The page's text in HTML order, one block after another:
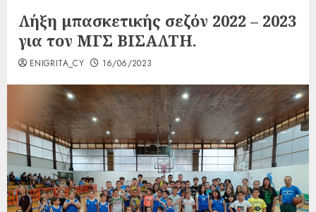
Λήξη μπασκετικής σεζόν 2022 – 2023
για τον ΜΓΣ ΒΙΣΑΛΤΗ.
ENIGRITA_CY 16/06/2023